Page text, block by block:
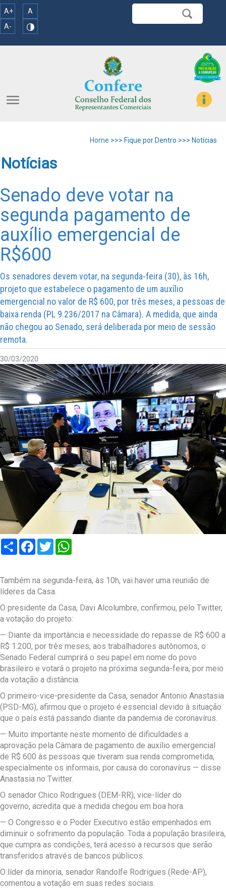
A+
A
A-
menu
Home >>> Fique por Dentro >>> Notícias
Notícias
Senado deve votar na
segunda pagamento de
auxílio emergencial de
R$600
Os senadores devem votar, na segunda-feira (30), às 16h,
projeto que estabelece o pagamento de um auxílio
emergencial no valor de R$ 600, por três meses, a pessoas de
baixa renda (PL 9.236/2017 na Câmara). A medida, que ainda
não chegou ao Senado, será deliberada por meio de sessão
remota.
30/03/2020
Compartilhar
Facebook
Twitter
Também na segunda-feira, às 10h, vai haver uma reunião de
líderes da Casa.
O presidente da Casa, Davi Alcolumbre, confirmou, pelo Twitter,
a votação do projeto:
— Diante da importância e necessidade do repasse de R$ 600 a
R$ 1.200, por três meses, aos trabalhadores autônomos, o
Senado Federal cumprirá o seu papel em nome do povo
brasileiro e votará o projeto na próxima segunda-feira, por meio
da votação a distância.
O primeiro-vice-presidente da Casa, senador Antonio Anastasia
(PSD-MG), afirmou que o projeto é essencial devido à situação
que o país está passando diante da pandemia de coronavírus.
— Muito importante neste momento de dificuldades a
aprovação pela Câmara de pagamento de auxílio emergencial
de R$ 600 às pessoas que tiveram sua renda comprometida,
especialmente os informais, por causa do coronavírus — disse
Anastasia no Twitter.
O senador Chico Rodrigues (DEM-RR), vice-líder do
governo, acredita que a medida chegou em boa hora.
— O Congresso e o Poder Executivo estão empenhados em
diminuir o sofrimento da população. Toda a população brasileira,
que cumpra as condições, terá acesso a recursos que serão
transferidos através de bancos públicos.
O líder da minoria, senador Randolfe Rodrigues (Rede-AP),
comentou a votação em suas redes sociais.